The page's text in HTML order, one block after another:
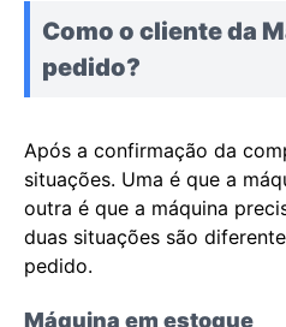
Como o cliente da
pedido?
Após a confirmação da
situações. Uma é que a
outra é que a máquina
duas situações são
pedido.
Máquina em estoque